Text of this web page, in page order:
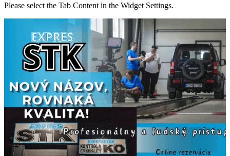
Please select the Tab Content in the Widget Settings.